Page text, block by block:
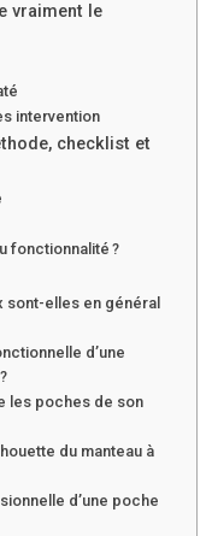
vraiment le
intervention
checklist et
fonctionnalité ?
sont-elles en général
d’une
les poches de son
du manteau à
d’une poche